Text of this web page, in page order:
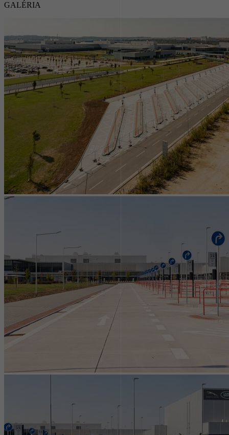
GALÉRIA